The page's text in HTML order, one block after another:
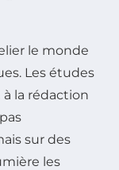
le monde
Les études
la rédaction
sur des
les